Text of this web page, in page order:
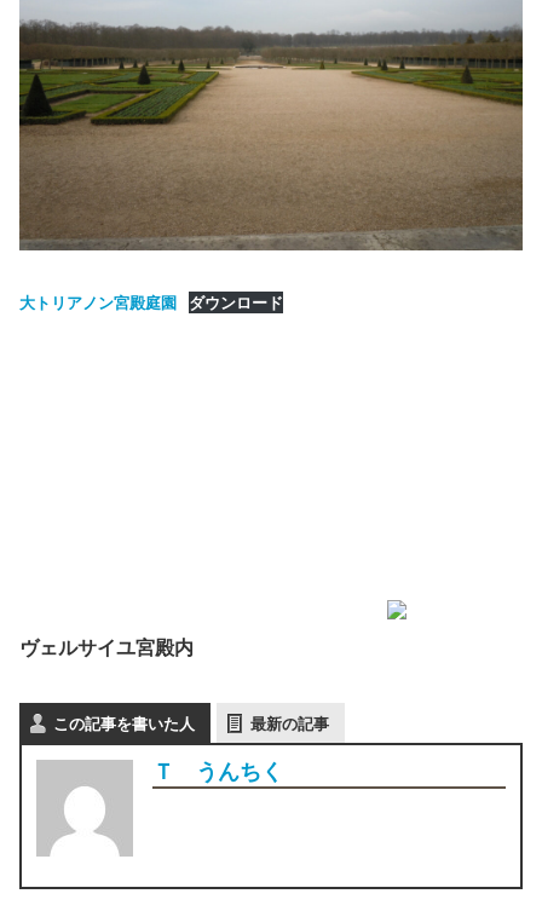
大トリアノン宮殿庭園 ダウンロード
ヴェルサイユ宮殿内
この記事を書いた人 最新の記事
Ｔ うんちく